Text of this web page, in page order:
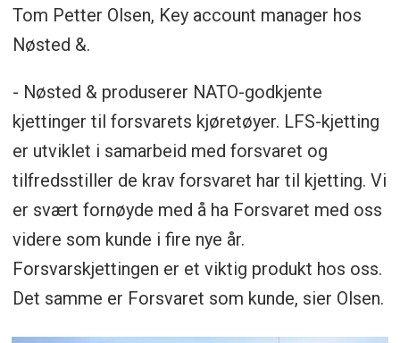
Tom Petter Olsen, Key account manager hos
Nøsted &.
- Nøsted & produserer NATO-godkjente
kjettinger til forsvarets kjøretøyer. LFS-kjetting
er utviklet i samarbeid med forsvaret og
tilfredsstiller de krav forsvaret har til kjetting. Vi
er svært fornøyde med å ha Forsvaret med oss
videre som kunde i fire nye år.
Forsvarskjettingen er et viktig produkt hos oss.
Det samme er Forsvaret som kunde, sier Olsen.